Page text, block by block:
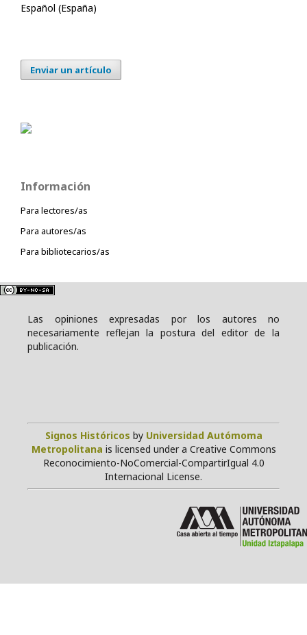
Español (España)
Enviar un artículo
Información
Para lectores/as
Para autores/as
Para bibliotecarios/as
Las opiniones expresadas por los autores no
necesariamente reflejan la postura del editor de la
publicación.
Signos Históricos by Universidad Autómoma
Metropolitana is licensed under a Creative Commons
Reconocimiento-NoComercial-CompartirIgual 4.0
Internacional License.